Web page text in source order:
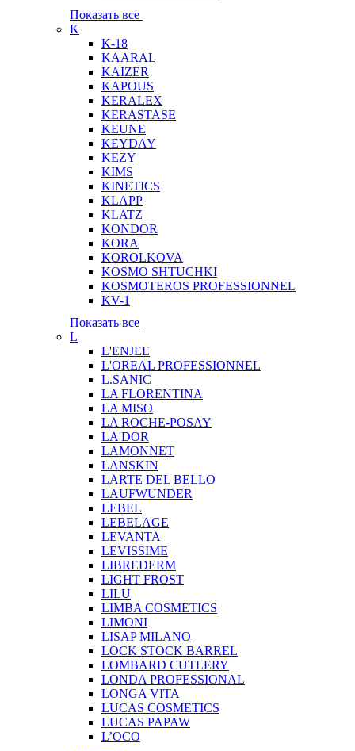
Показать все
K
K-18
KAARAL
KAIZER
KAPOUS
KERALEX
KERASTASE
KEUNE
KEYDAY
KEZY
KIMS
KINETICS
KLAPP
KLATZ
KONDOR
KORA
KOROLKOVA
KOSMO SHTUCHKI
KOSMOTEROS PROFESSIONNEL
KV-1
Показать все
L
L'ENJEE
L'OREAL PROFESSIONNEL
L.SANIC
LA FLORENTINA
LA MISO
LA ROCHE-POSAY
LA'DOR
LAMONNET
LANSKIN
LARTE DEL BELLO
LAUFWUNDER
LEBEL
LEBELAGE
LEVANTA
LEVISSIME
LIBREDERM
LIGHT FROST
LILU
LIMBA COSMETICS
LIMONI
LISAP MILANO
LOCK STOCK BARREL
LOMBARD CUTLERY
LONDA PROFESSIONAL
LONGA VITA
LUCAS COSMETICS
LUCAS PAPAW
L’OCO